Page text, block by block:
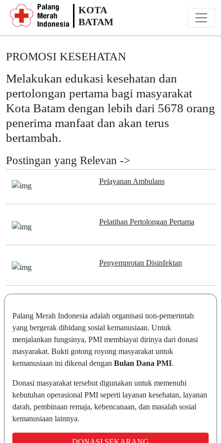
KOTA
BATAM
PROMOSI KESEHATAN
Melakukan edukasi kesehatan dan
pertolongan pertama bagi masyarakat
Kota Batam dengan lebih dari 5678 orang
penerima manfaat dan akan terus
bertambah.
Postingan yang Relevan ->
Pelayanan Ambulans
Pelatihan Pertolongan Pertama
Penyemprotan Disinfektan
Palang Merah Indonesia adalah organisasi non-pemerintah
yang bergerak dibidang sosial kemanusiaan. Untuk
menjalankan fungsinya, PMI membiayai dirinya dari donasi
masyarakat. Bukti gotong royong masyarakat untuk
kemanusiaan ini dikenal dengan Bulan Dana PMI.
Donasi masyarakat tersebut digunakan untuk memenuhi
kebutuhan operasional PMI seperti layanan kesehatan, layanan
darah, pembinaan remaja, kebencanaan, dan masalah sosial
kemanusiaan lainnya.